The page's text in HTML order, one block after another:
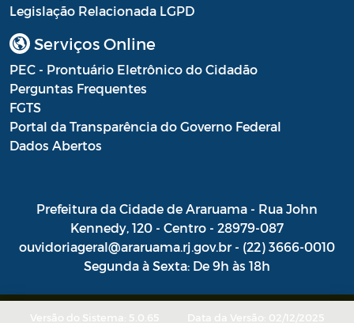
Saúde - Escala Profissionais
Saúde - Estoques de medicamentos das
Saúde - Fila de espera por consultas
Saúde - Instrumentos de Gestão do SUS
Saúde - Plano Municipal de Saúde
Saúde - Prestação de Contas
Saúde - Processo Seletivo de Agente
Comunitário de Saúde e Agente de
Legislação Relacionada LGPD
Serviços Online
PEC - Prontuário Eletrônico do Cidadão
Perguntas Frequentes
FGTS
Portal da Transparência do Governo Federal
Dados Abertos
Prefeitura da Cidade de Araruama - Rua John
Kennedy, 120 - Centro - 28979-087
ouvidoriageral@araruama.rj.gov.br - (22) 3666-0010
Segunda à Sexta: De 9h às 18h
Versão do Sistema: 5.0.65 Data da Versão: 02/12/2025